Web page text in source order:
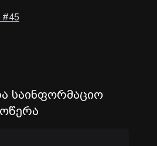
საინფორმაციო